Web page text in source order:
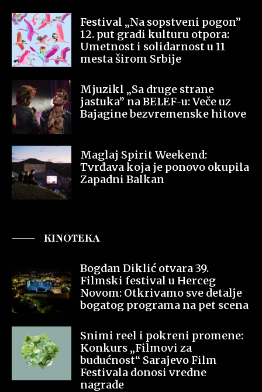
Festival „Na sopstveni pogon”
12. put gradi kulturu otpora:
Umetnost i solidarnost u 11
mesta širom Srbije
Mjuzikl „Sa druge strane
jastuka” na BELEF-u: Veče uz
Bajagine bezvremenske hitove
Maglaj Spirit Weekend:
Tvrđava koja je ponovo okupila
Zapadni Balkan
KINOTEKA
Bogdan Diklić otvara 39.
Filmski festival u Herceg
Novom: Otkrivamo sve detalje
bogatog programa na pet scena
Snimi reel i pokreni promene:
Konkurs „Filmovi za
budućnost“ Sarajevo Film
Festivala donosi vredne
nagrade